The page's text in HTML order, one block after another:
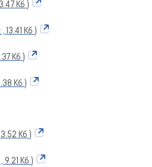
Кб )
13.41 Кб )
Кб )
Кб )
Кб )
9.21 Кб )